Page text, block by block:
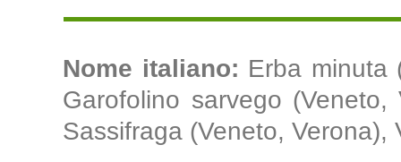
Nome italiano: Erba minuta
Garofolino sarvego
Sassifraga (Veneto, Verona),